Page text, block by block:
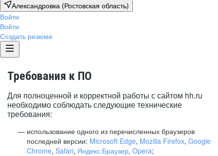
Александровка (Ростовская область)
Войти
Войти
Создать резюме
Требования к ПО
Для полноценной и корректной работы с сайтом hh.ru
необходимо соблюдать следующие технические
требования:
использование одного из перечисленных браузеров
последней версии: Microsoft Edge, Mozilla Firefox, Google
Chrome, Safari, Яндекс.Браузер, Opera;